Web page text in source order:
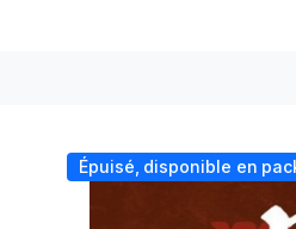
Épuisé, disponible en